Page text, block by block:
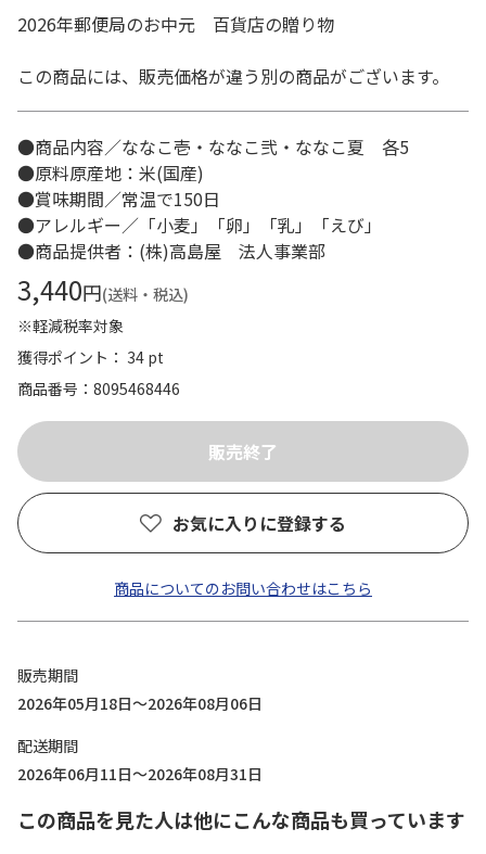
2026年郵便局のお中元 百貨店の贈り物
この商品には、販売価格が違う別の商品がございます。
●商品内容／ななこ壱・ななこ弐・ななこ夏 各5
●原料原産地：米(国産)
●賞味期間／常温で150日
●アレルギー／「小麦」「卵」「乳」「えび」
●商品提供者：(株)高島屋 法人事業部
3,440円(送料・税込)
※軽減税率対象
獲得ポイント： 34 pt
商品番号
8095468446
お気に入りに登録する
商品についてのお問い合わせはこちら
販売期間
2026年05月18日～2026年08月06日
配送期間
2026年06月11日～2026年08月31日
この商品を見た人は他にこんな商品も買っています